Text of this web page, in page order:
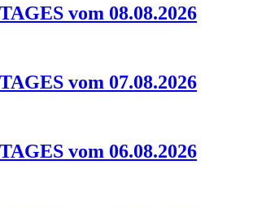
vom 08.08.2026
vom 07.08.2026
vom 06.08.2026